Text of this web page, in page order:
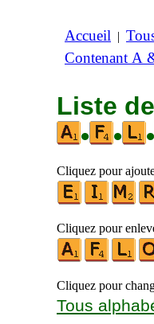
Accueil |
Contenant A
Liste
•
• •
Cliquez pour
Cliquez pour
Cliquez pour
Tous